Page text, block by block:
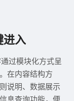
进入
过模块化方式呈
在内容结构方
说明、数据展示